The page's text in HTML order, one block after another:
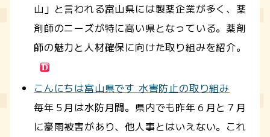
山」と言われる富山県には製薬企業が多く、薬
剤師のニーズが特に高い県となっている。薬剤
師の魅力と人材確保に向けた取り組みを紹介。
こんにちは富山県です 水害防止の取り組み
毎年５月は水防月間。県内でも昨年６月と７月
に豪雨被害があり、他人事とはいえない。これ